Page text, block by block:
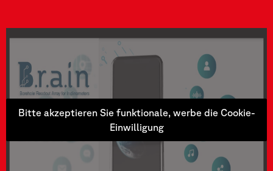
Bitte akzeptieren Sie funktionale, werbe die Cookie-
Einwilligung